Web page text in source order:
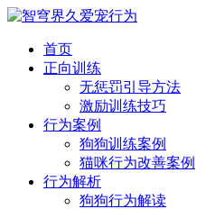
首页
正向训练
无惩罚引导方法
激励训练技巧
行为案例
狗狗训练案例
猫咪行为改善案例
行为解析
狗狗行为解读